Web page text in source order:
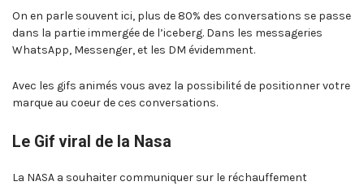
On en parle souvent ici, plus de 80% des conversations se passe
dans la partie immergée de l’iceberg. Dans les messageries
WhatsApp, Messenger, et les DM évidemment.
Avec les gifs animés vous avez la possibilité de positionner votre
marque au coeur de ces conversations.
Le Gif viral de la Nasa
La NASA a souhaiter communiquer sur le réchauffement